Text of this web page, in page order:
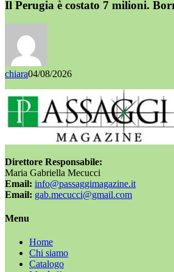
Il Perugia è costato 7 milioni.
chiara04/08/2026
Direttore Responsabile:
Maria Gabriella Mecucci
Email: info@passaggimagazine.it
Email: gab.mecucci@gmail.com
Menu
Home
Chi siamo
Catalogo